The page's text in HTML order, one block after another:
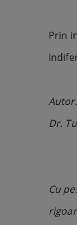
Prin
Autor:
Dr.
Cu